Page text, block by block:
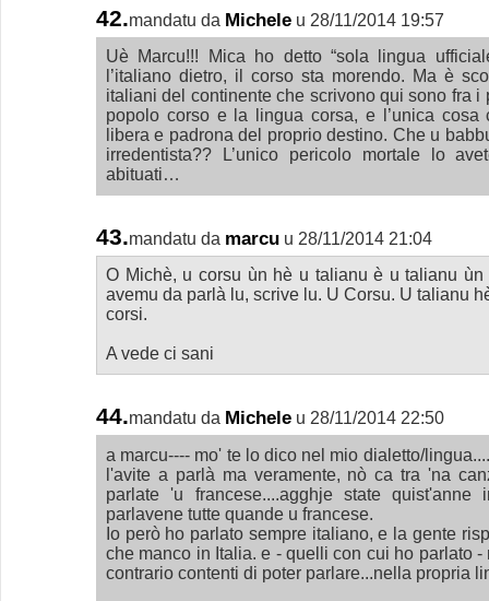
42.mandatu da Michele u 28/11/2014 19:57
Uè Marcu!!! Mica ho detto “sola lingua
l’italiano dietro, il corso sta morendo. Ma è
italiani del continente che scrivono qui sono fra
popolo corso e la lingua corsa, e l’unica cosa
libera e padrona del proprio destino. Che u
irredentista?? L’unico pericolo mortale lo
abituati…
43.mandatu da marcu u 28/11/2014 21:04
O Michè, u corsu ùn hè u talianu è u talianu
avemu da parlà lu, scrive lu. U Corsu. U talianu
corsi.
A vede ci sani
44.mandatu da Michele u 28/11/2014 22:50
a marcu---- mo' te lo dico nel mio dialetto/
l'avite a parlà ma veramente, nò ca tra 'na
parlate 'u francese....agghje state
parlavene tutte quande u francese.
Io però ho parlato sempre italiano, e la gente
che manco in Italia. e - quelli con cui ho parlato
contrario contenti di poter parlare...nella propria